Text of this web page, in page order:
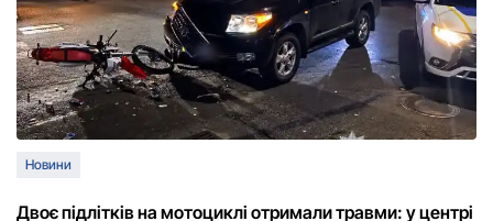
Новини
Двоє підлітків на мотоциклі отримали травми: у центрі